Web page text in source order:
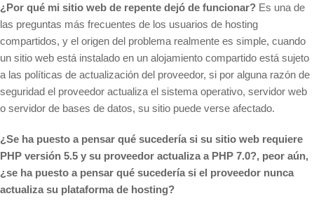
¿Por qué mi sitio web de repente dejó de funcionar? Es una de
las preguntas más frecuentes de los usuarios de hosting
compartidos, y el origen del problema realmente es simple, cuando
un sitio web está instalado en un alojamiento compartido está sujeto
a las políticas de actualización del proveedor, si por alguna razón de
seguridad el proveedor actualiza el sistema operativo, servidor web
o servidor de bases de datos, su sitio puede verse afectado.
¿Se ha puesto a pensar qué sucedería si su sitio web requiere
PHP versión 5.5 y su proveedor actualiza a PHP 7.0?, peor aún,
¿se ha puesto a pensar qué sucedería si el proveedor nunca
actualiza su plataforma de hosting?